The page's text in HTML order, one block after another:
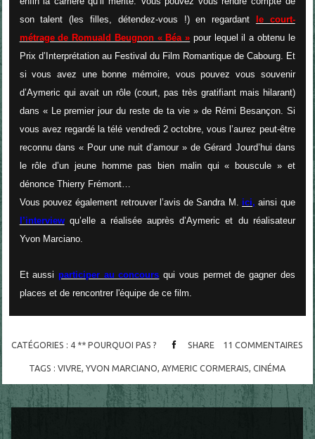
son talent (les filles, détendez-vous !) en regardant
le court-
métrage de Romuald Beugnon « Béa » pour lequel il a obtenu le
Prix d’Interprétation au Festival du Film Romantique de Cabourg. Et
si vous avez une bonne mémoire, vous pouvez vous souvenir
d’Aymeric qui avait un rôle (court, pas très gratifiant mais hilarant)
dans « Le premier jour du reste de ta vie » de Rémi Besançon. Si
vous avez regardé la télé vendredi 2 octobre, vous l’aurez peut-être
reconnu dans « Pour une nuit d’amour » de Gérard Jourd’hui dans
le rôle d’un jeune homme pas bien malin qui « bouscule » et
dénonce Thierry Frémont…
Vous pouvez également retrouver l’avis de Sandra M. ici, ainsi que
l’interviewqu’elle a réalisée auprès d’Aymeric et du réalisateur
Yvon Marciano.
Et aussiparticiper au concours qui vous permet de gagner des
places et de rencontrer l'équipe de ce film.
CATÉGORIES : 4 ** POURQUOI PAS ? SHARE 11 COMMENTAIRES
TAGS :VIVRE ,YVON MARCIANO AYMERIC CORMERAIS ,CINÉMA